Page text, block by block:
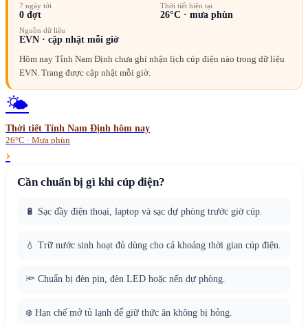
7 ngày tới
0 đợt
Thời tiết hiện tại
26°C · mưa phùn
Nguồn dữ liệu
EVN · cập nhật mỗi giờ
Hôm nay Tỉnh Nam Định chưa ghi nhận lịch cúp điện nào trong dữ liệu
EVN. Trang được cập nhật mỗi giờ.
🌤️
Thời tiết Tỉnh Nam Định hôm nay
26°C · Mưa phùn
›
Cần chuẩn bị gì khi cúp điện?
🔋 Sạc đầy điện thoại, laptop và sạc dự phòng trước giờ cúp.
💧 Trữ nước sinh hoạt đủ dùng cho cả khoảng thời gian cúp điện.
🔦 Chuẩn bị đèn pin, đèn LED hoặc nến dự phòng.
❄️ Hạn chế mở tủ lạnh để giữ thức ăn không bị hỏng.